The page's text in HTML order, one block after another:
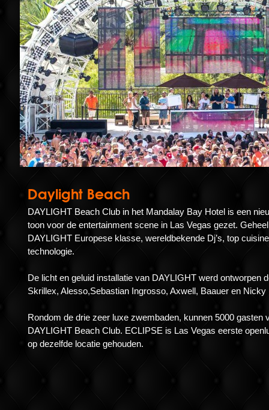
Daylight Beach
DAYLIGHT Beach Club in het Mandalay Bay Hotel is een
toon voor de entertainment scene in Las Vegas gezet.
DAYLIGHT Europese klasse, wereldbekende Dj’s, top
technologie.
De licht en geluid installatie van DAYLIGHT werd ontworpen
Skrillex, Alesso,Sebastian Ingrosso, Axwell, Baauer en Nicky
Rondom de drie zeer luxe zwembaden, kunnen 5000 gasten
DAYLIGHT Beach Club. ECLIPSE is Las Vegas eerste
op dezelfde locatie gehouden.